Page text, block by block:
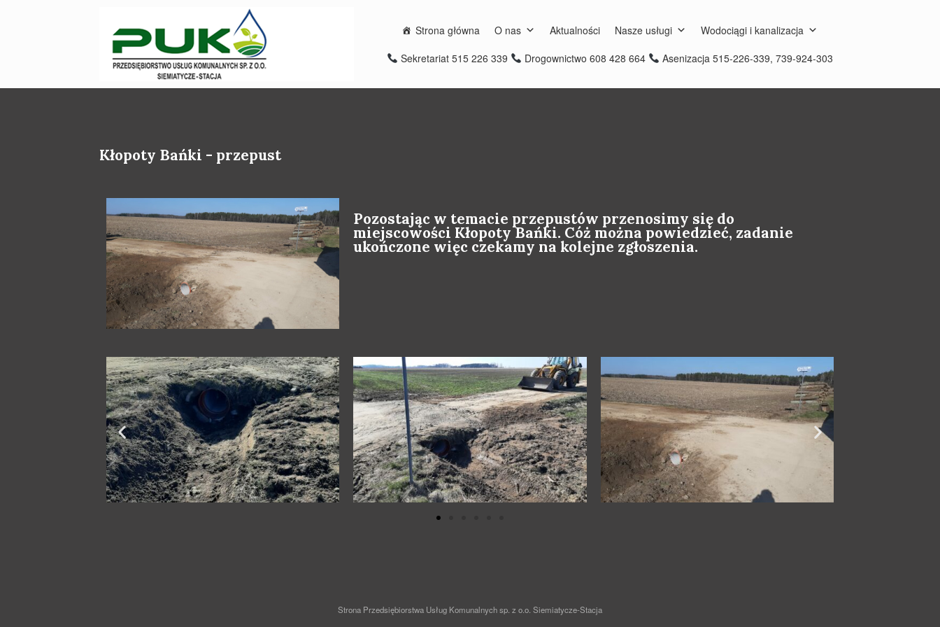
Strona główna O nas Aktualności Nasze usługi
Wodociągi i kanalizacja
Sekretariat 515 226 339
Drogownictwo 608 428 664 Asenizacja 515-226-339, 739-924-303
Kłopoty Bańki - przepust
Pozostając w temacie przepustów przenosimy się do
miejscowości Kłopoty Bańki. Cóż można powiedzieć, zadanie
ukończone więc czekamy na kolejne zgłoszenia.
Strona Przedsiębiorstwa Usług Komunalnych sp. z o.o. Siemiatycze-Stacja